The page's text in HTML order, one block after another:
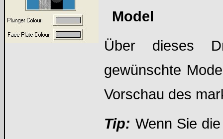
Model
Über dieses
gewünschte
Vorschau des
Tip: Wenn Sie